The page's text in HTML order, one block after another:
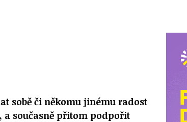
sobě či někomu jinému radost
současně přitom podpořit